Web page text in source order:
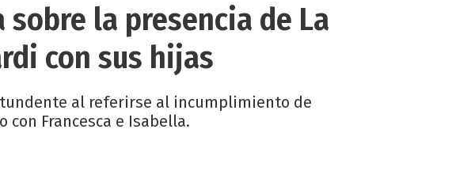
la presencia de La
con sus hijas
al referirse al incumplimiento de
con Francesca e Isabella.